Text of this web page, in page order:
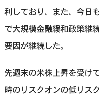
利しており、また、今日
で大規模金融緩和政策継
要因が継続した。
先週末の米株上昇を受け
時のリスクオンの低リス